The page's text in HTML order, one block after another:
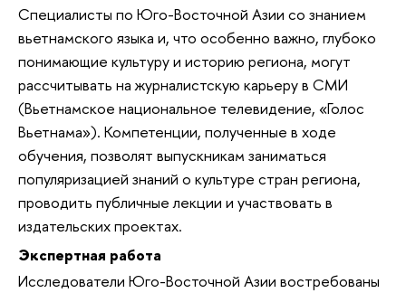
Специалисты по Юго-Восточной Азии со знанием
вьетнамского языка и, что особенно важно, глубоко
понимаю­щие культуру и историю региона, могут
рассчитывать на журналистскую карьеру в СМИ
(Вьетнамское национальное телевидение, «Голос
Вьетнама»). Компетенции, полу­ченные в ходе
обучения, позволят выпускникам заниматься
популяри­зацией знаний о культуре стран региона,
проводить публичные лекции и участвовать в
издательских проектах.
Экспертная работа
Исследователи Юго-Восточной Азии востребованы